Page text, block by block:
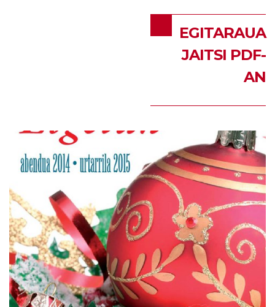
EGITARAUA
JAITSI PDF-
AN